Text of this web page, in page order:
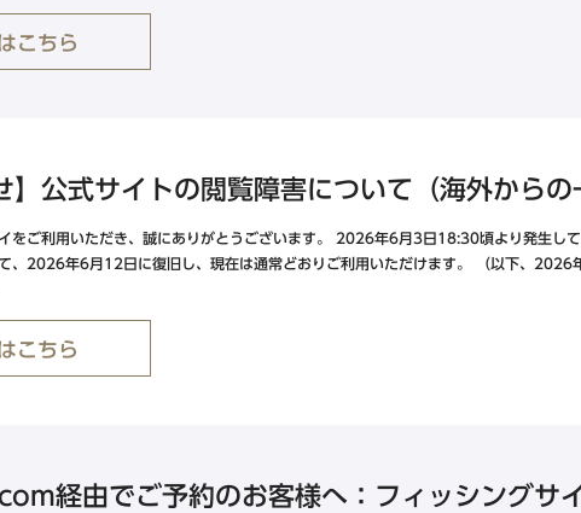
こちら
】公式サイトの閲覧障害について（海外からの
をご利用いただき、誠にありがとうございます。 2026年6月3日18:30頃より発生し
、2026年6月12日に復旧し、現在は通常どおりご利用いただけます。 （以下、2026
こちら
経由でご予約のお客様へ：フィッシングサ